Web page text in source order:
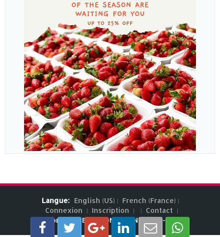
Langue: English (US)
French (France)
Connexion
Inscription
Contact
"Exports.ma" By AICONSULTING 2017 - 2026